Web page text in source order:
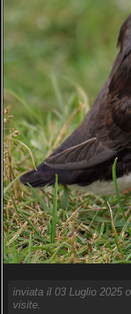
inviata il 03 Luglio 2025
visite.